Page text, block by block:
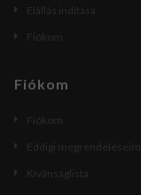
Elállás indítása
Fiókom
Fiókom
Fiókom
Eddigi megrendeléseim
Kívánságlista